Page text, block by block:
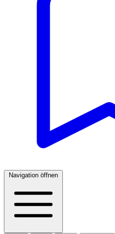
Navigation öffnen